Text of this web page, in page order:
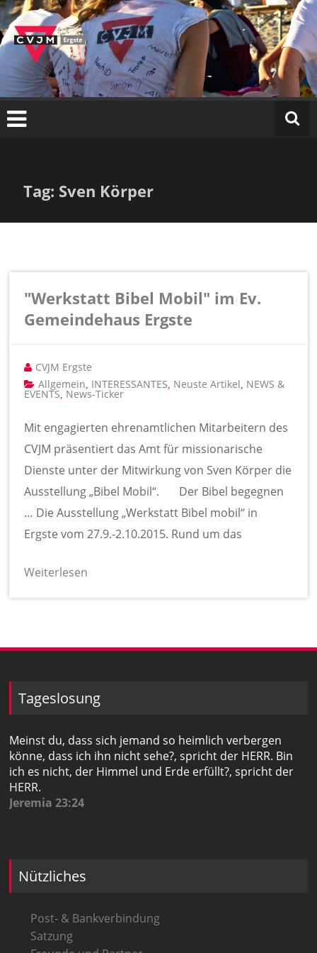
Zum
Inhalt
springen
C
VJ
M
E
r
g
Tag: Sven Körper
"Werkstatt Bibel Mobil" im Ev.
Gemeindehaus Ergste
CVJM Ergste
Allgemein INTERESSANTES Neuste Artikel NEWS &
EVENTS News-Ticker
Mit engagierten ehrenamtlichen Mitarbeitern des
CVJM präsentiert das Amt für missionarische
Dienste unter der Mitwirkung von Sven Körper die
Ausstellung „Bibel Mobil“. Der Bibel begegnen
… Die Ausstellung „Werkstatt Bibel mobil“ in
Ergste vom 27.9.-2.10.2015. Rund um das
Weiterlesen
Tageslosung
Meinst du, dass sich jemand so heimlich verbergen
könne, dass ich ihn nicht sehe?, spricht der HERR. Bin
ich es nicht, der Himmel und Erde erfüllt?, spricht der
HERR.
Jeremia 23:24
Nützliches
Post- & Bankverbindung
Satzung